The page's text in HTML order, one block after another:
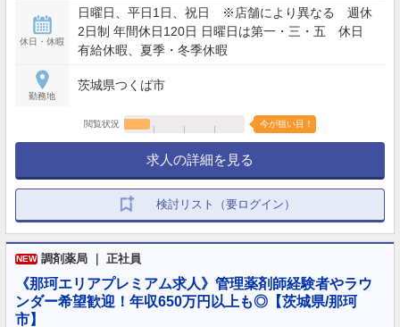
休日・休暇
日曜日、平日1日、祝日 ※店舗により異なる 週休
2日制 年間休日120日 日曜日は第一・三・五 休日
有給休暇、夏季・冬季休暇
勤務地
茨城県つくば市
閲覧状況 今が狙い目！
求人の詳細を見る
検討リスト（要ログイン）
NEW 調剤薬局 ｜ 正社員
《那珂エリアプレミアム求人》管理薬剤師経験者やラウ
ンダー希望歓迎！年収650万円以上も◎【茨城県/那珂
市】